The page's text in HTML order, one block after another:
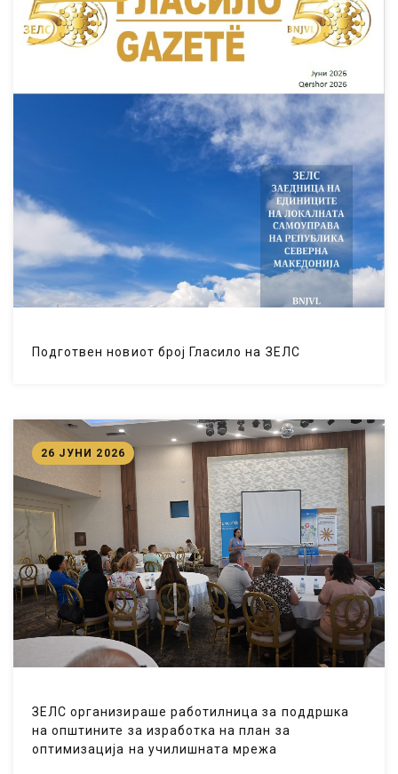
Подготвен новиот број Гласило на ЗЕЛС
ЗЕЛС организираше работилница за поддршка
на општините за изработка на план за
оптимизација на училишната мрежа
26 ЈУНИ 2026